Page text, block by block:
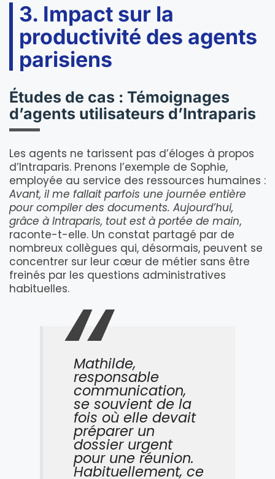
3. Impact sur la
productivité des agents
parisiens
Études de cas : Témoignages
d’agents utilisateurs d’Intraparis
Les agents ne tarissent pas d’éloges à propos
d’Intraparis. Prenons l’exemple de Sophie,
employée au service des ressources humaines :
Avant, il me fallait parfois une journée entière
pour compiler des documents. Aujourd’hui,
grâce à Intraparis, tout est à portée de main,
raconte-t-elle. Un constat partagé par de
nombreux collègues qui, désormais, peuvent se
concentrer sur leur cœur de métier sans être
freinés par les questions administratives
habituelles.
Mathilde,
responsable
communication,
se souvient de la
fois où elle devait
préparer un
dossier urgent
pour une réunion.
Habituellement, ce